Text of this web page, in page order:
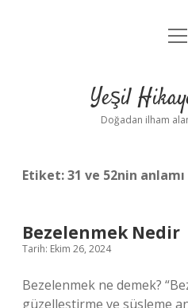
Yasal
Yeşil
Doğadan ilham
Etiket:31 ve 52nin
Bezelenmek Nedir
Tarih: Ekim 26, 2024
Bezelenmek ne demek?
güzelleştirme ve süsleme